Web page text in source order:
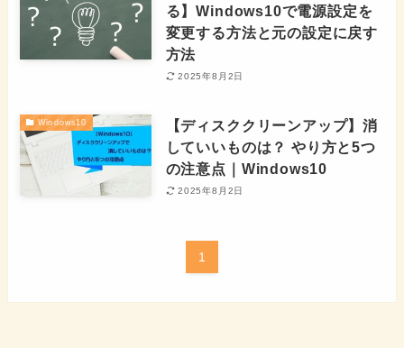
る】Windows10で電源設定を
変更する方法と元の設定に戻す
方法
2025年8月2日
Windows10
【ディスククリーンアップ】消
していいものは？ やり方と5つ
の注意点｜Windows10
2025年8月2日
1